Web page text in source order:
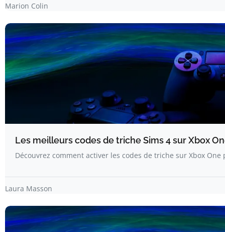
Marion Colin
Les meilleurs codes de triche Sims 4 sur Xbox
Découvrez comment activer les codes de triche sur Xbox
Laura Masson